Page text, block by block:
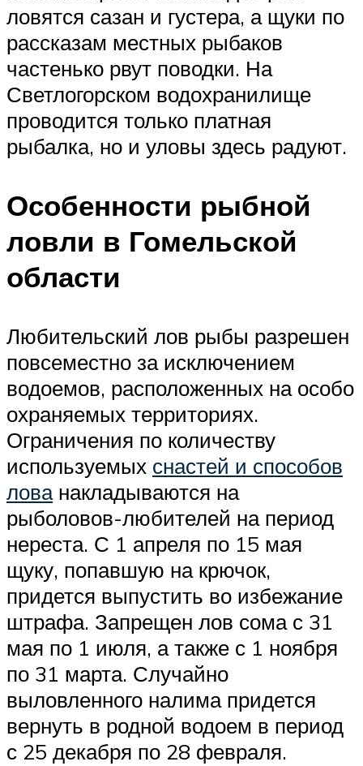
ловятся сазан и густера, а щуки по
рассказам местных рыбаков
частенько рвут поводки. На
Светлогорском водохранилище
проводится только платная
рыбалка, но и уловы здесь радуют.
Особенности рыбной
ловли в Гомельской
области
Любительский лов рыбы разрешен
повсеместно за исключением
водоемов, расположенных на особо
охраняемых территориях.
Ограничения по количеству
используемых снастей и способов
лованакладываются на
рыболовов-любителей на период
нереста. С 1 апреля по 15 мая
щуку, попавшую на крючок,
придется выпустить во избежание
штрафа. Запрещен лов сома с 31
мая по 1 июля, а также с 1 ноября
по 31 марта. Случайно
выловленного налима придется
вернуть в родной водоем в период
с 25 декабря по 28 февраля.